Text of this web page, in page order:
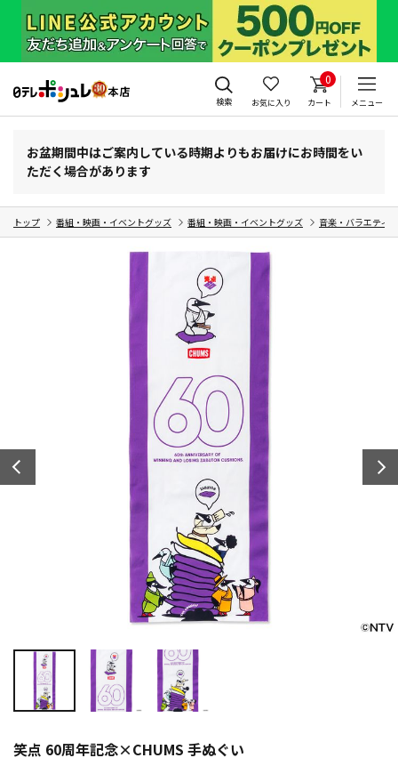
検索 お気に入り
0
カート メニュー
お盆期間中はご案内している時期よりもお届けにお時間をい
ただく場合があります
トップ 番組・映画・イベントグッズ 番組・映画・イベントグッズ 音楽・バラエティ
笑点 60周年記念×CHUMS 手ぬぐい